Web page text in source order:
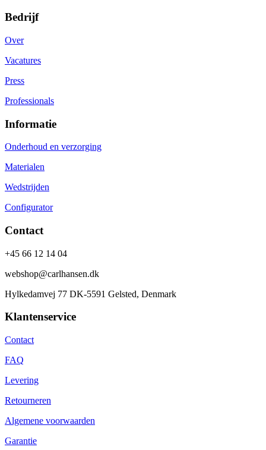
Bedrijf
Over
Vacatures
Press
Professionals
Informatie
Onderhoud en verzorging
Materialen
Wedstrijden
Configurator
Contact
+45 66 12 14 04
webshop@carlhansen.dk
Hylkedamvej 77 DK-5591 Gelsted, Denmark
Klantenservice
Contact
FAQ
Levering
Retourneren
Algemene voorwaarden
Garantie